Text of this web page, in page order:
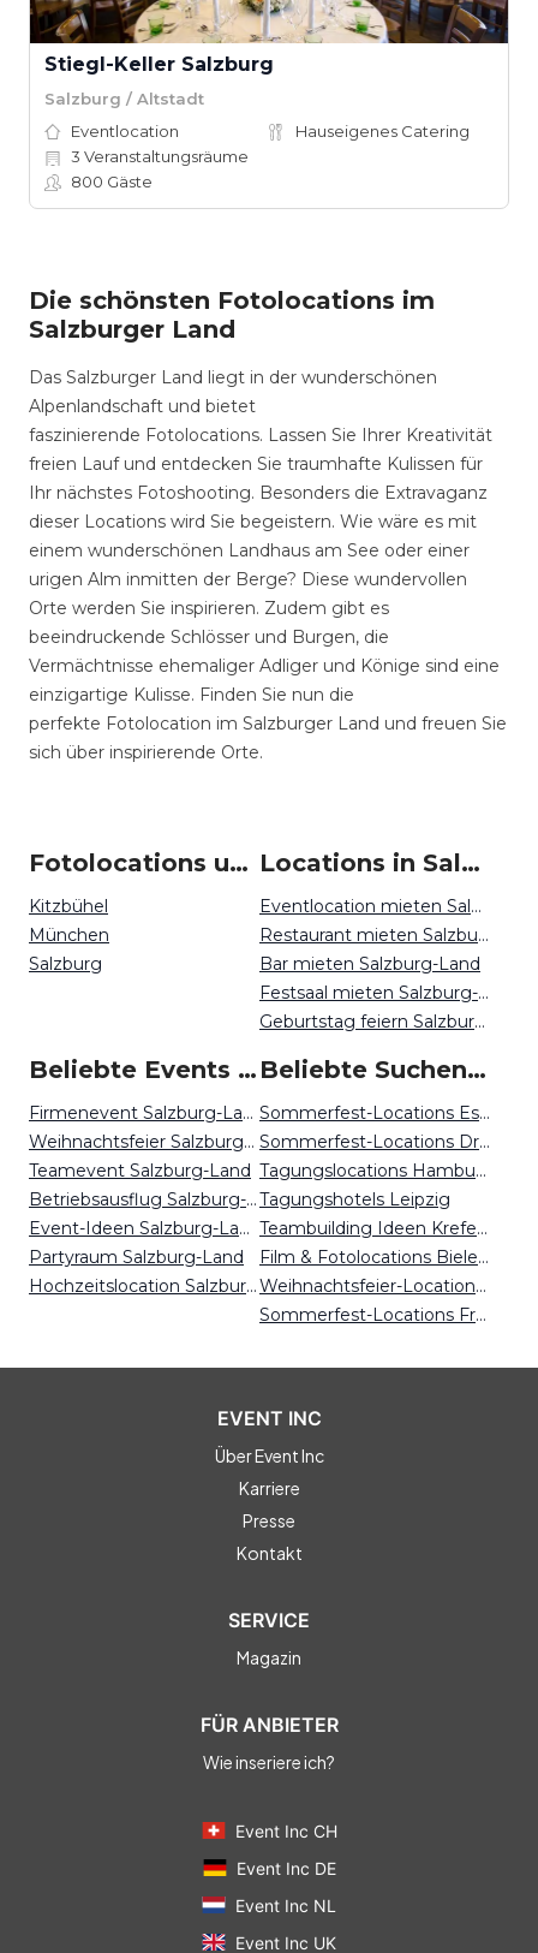
Stiegl-Keller Salzburg
Salzburg / Altstadt
Eventlocation
Hauseigenes Catering
3 Veranstaltungsräume
800 Gäste
Die schönsten Fotolocations im
Salzburger Land
Das Salzburger Land liegt in der wunderschönen
Alpenlandschaft und bietet
faszinierende Fotolocations. Lassen Sie Ihrer Kreativität
freien Lauf und entdecken Sie traumhafte Kulissen für
Ihr nächstes Fotoshooting. Besonders die Extravaganz
dieser Locations wird Sie begeistern. Wie wäre es mit
einem wunderschönen Landhaus am See oder einer
urigen Alm inmitten der Berge? Diese wundervollen
Orte werden Sie inspirieren. Zudem gibt es
beeindruckende Schlösser und Burgen, die
Vermächtnisse ehemaliger Adliger und Könige sind eine
einzigartige Kulisse. Finden Sie nun die
perfekte Fotolocation im Salzburger Land und freuen Sie
sich über inspirierende Orte.
Fotolocations um Salzburg Land
Kitzbühel
München
Salzburg
Locations in Salzburg Land mieten
Eventlocation mieten Salzburg-Land
Restaurant mieten Salzburg-Land
Bar mieten Salzburg-Land
Festsaal mieten Salzburg-Land
Geburtstag feiern Salzburg-Land
Beliebte Events in Salzburg Land
Firmenevent Salzburg-Land
Weihnachtsfeier Salzburg-Land
Teamevent Salzburg-Land
Betriebsausflug Salzburg-Land
Event-Ideen Salzburg-Land
Partyraum Salzburg-Land
Hochzeitslocation Salzburg-Land
Beliebte Suchen auf Event Inc
Sommerfest-Locations Essen
Sommerfest-Locations Dresden
Tagungslocations Hamburg
Tagungshotels Leipzig
Teambuilding Ideen Krefeld
Film & Fotolocations Bielefeld
Weihnachtsfeier-Locations Frankfurt
Sommerfest-Locations Freiburg
EVENT INC
Über Event Inc
Karriere
Presse
Kontakt
SERVICE
Magazin
FÜR ANBIETER
Wie inseriere ich?
Event Inc CH
Event Inc DE
Event Inc NL
Event Inc UK